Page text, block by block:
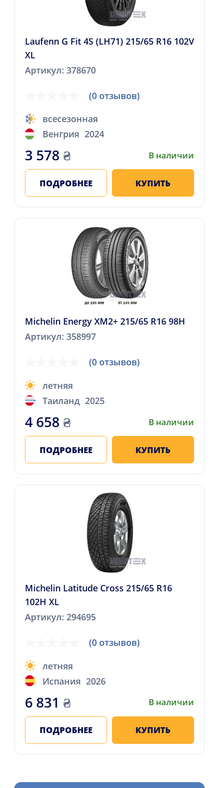
Laufenn G Fit 4S (LH71) 215/65 R16 102V
XL
Артикул: 378670
(0 отзывов)
всесезонная
Венгрия 2024
3 578 ₴ В наличии
ПОДРОБНЕЕ КУПИТЬ
Michelin Energy XM2+ 215/65 R16 98H
Артикул: 358997
(0 отзывов)
летняя
Таиланд 2025
4 658 ₴ В наличии
ПОДРОБНЕЕ КУПИТЬ
Michelin Latitude Cross 215/65 R16
102H XL
Артикул: 294695
(0 отзывов)
летняя
Испания 2026
6 831 ₴ В наличии
ПОДРОБНЕЕ КУПИТЬ